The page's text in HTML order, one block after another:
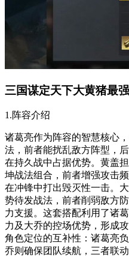
三国谋定天下大黄猪最
1.阵容介绍
诸葛亮作为阵容的智慧核心
法，前者能扰乱敌方阵型，
在持久战中占据优势。黄盖
坤战法组合，前者增强攻击
在冲锋中打出毁灭性一击。
势待发战法，前者削弱敌方
力支援。这套搭配利用了诸
力及大乔的控场优势，形成
角色定位的互补性：诸葛亮
乔则确保团队续航，三者联